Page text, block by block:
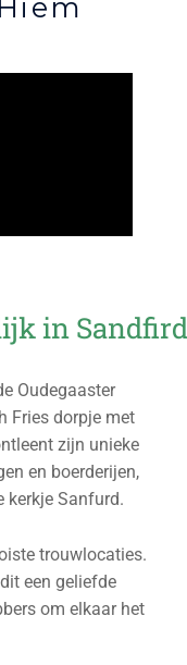
in
Oudegaaster
Fries dorpje met
zijn unieke
en boerderijen,
kerkje Sanfurd.
trouwlocaties.
een geliefde
om elkaar het